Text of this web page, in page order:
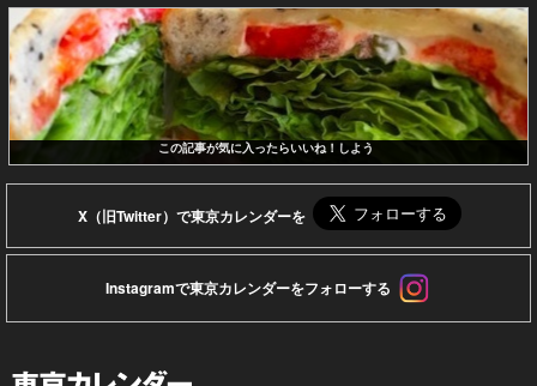
この記事が気に入ったらいいね！しよう
X（旧Twitter）で東京カレンダーを
Instagramで東京カレンダーをフォローする